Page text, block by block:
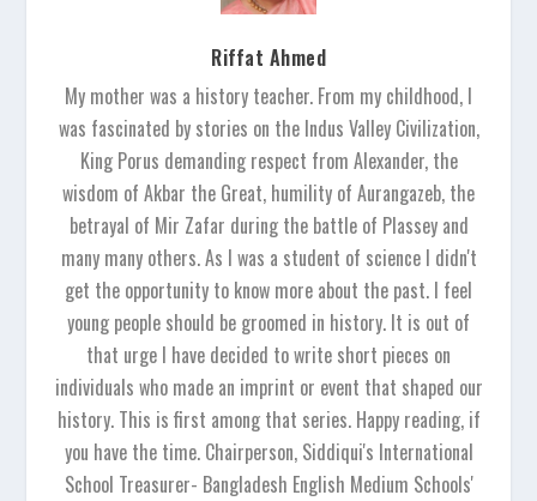
Riffat Ahmed
My mother was a history teacher. From my childhood, I
was fascinated by stories on the Indus Valley Civilization,
King Porus demanding respect from Alexander, the
wisdom of Akbar the Great, humility of Aurangazeb, the
betrayal of Mir Zafar during the battle of Plassey and
many many others. As I was a student of science I didn't
get the opportunity to know more about the past. I feel
young people should be groomed in history. It is out of
that urge I have decided to write short pieces on
individuals who made an imprint or event that shaped our
history. This is first among that series. Happy reading, if
you have the time. Chairperson, Siddiqui's International
School Treasurer- Bangladesh English Medium Schools'